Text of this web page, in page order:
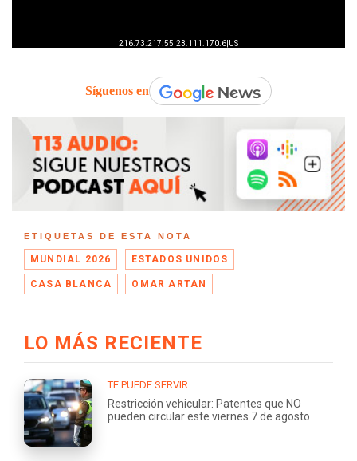
Síguenos en
ETIQUETAS DE ESTA NOTA
MUNDIAL 2026 ESTADOS UNIDOS
CASA BLANCA OMAR ARTAN
LO MÁS RECIENTE
TE PUEDE SERVIR
Restricción vehicular: Patentes que NO
pueden circular este viernes 7 de agosto